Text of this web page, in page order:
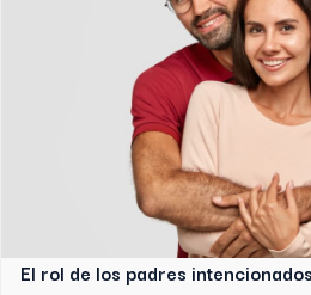
El rol de los padres